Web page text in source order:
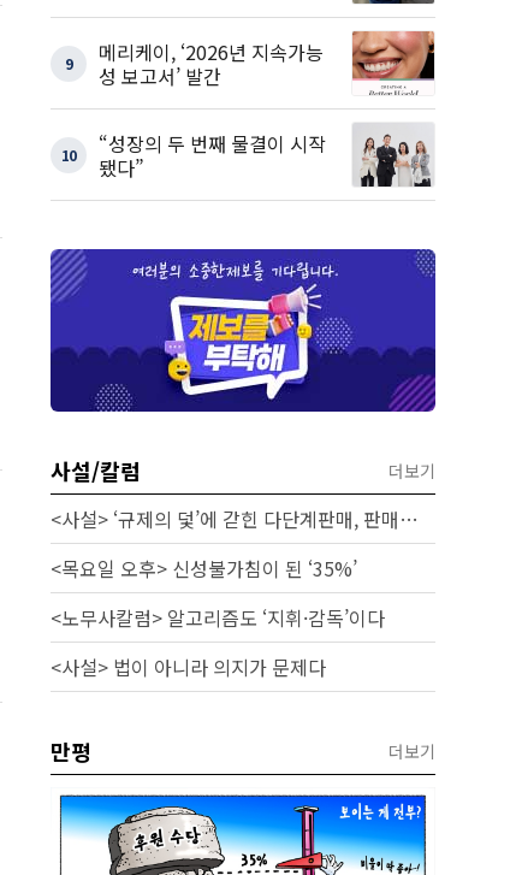
9
메리케이, ‘2026년 지속가능
성 보고서’ 발간
10
“성장의 두 번째 물결이 시작
됐다”
사설/칼럼 더보기
<사설> ‘규제의 덫’에 갇힌 다단계판매, 판매원 보호 시급하다
<목요일 오후> 신성불가침이 된 ‘35%’
<노무사칼럼> 알고리즘도 ‘지휘·감독’이다
<사설> 법이 아니라 의지가 문제다
만평 더보기